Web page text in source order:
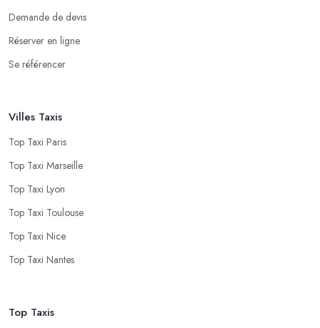
Demande de devis
Réserver en ligne
Se référencer
Villes Taxis
Top Taxi Paris
Top Taxi Marseille
Top Taxi Lyon
Top Taxi Toulouse
Top Taxi Nice
Top Taxi Nantes
Top Taxis